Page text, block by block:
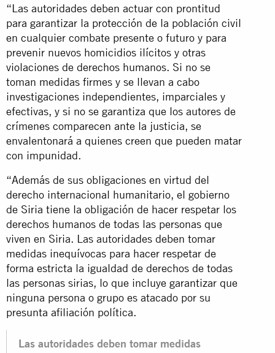
“Las autoridades deben actuar con prontitud
para garantizar la protección de la población civil
en cualquier combate presente o futuro y para
prevenir nuevos homicidios ilícitos y otras
violaciones de derechos humanos. Si no se
toman medidas firmes y se llevan a cabo
investigaciones independientes, imparciales y
efectivas, y si no se garantiza que los autores de
crímenes comparecen ante la justicia, se
envalentonará a quienes creen que pueden matar
con impunidad.
“Además de sus obligaciones en virtud del
derecho internacional humanitario, el gobierno
de Siria tiene la obligación de hacer respetar los
derechos humanos de todas las personas que
viven en Siria. Las autoridades deben tomar
medidas inequívocas para hacer respetar de
forma estricta la igualdad de derechos de todas
las personas sirias, lo que incluye garantizar que
ninguna persona o grupo es atacado por su
presunta afiliación política.
Las autoridades deben tomar medidas